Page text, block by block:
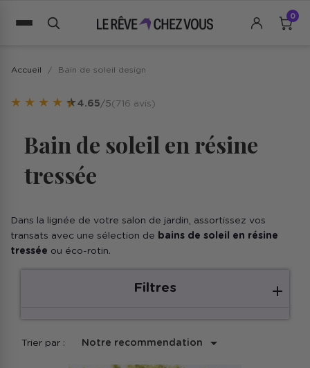
0
Accueil Bain de soleil design
★ ★ ★ ★ ★ 4.65/5(716 avis)
Bain de soleil en résine
tressée
Dans la lignée de votre salon de jardin, assortissez vos
transats avec une sélection de bains de soleil en résine
tressée ou éco-rotin.
Filtres
Trier par : Notre recommendation 